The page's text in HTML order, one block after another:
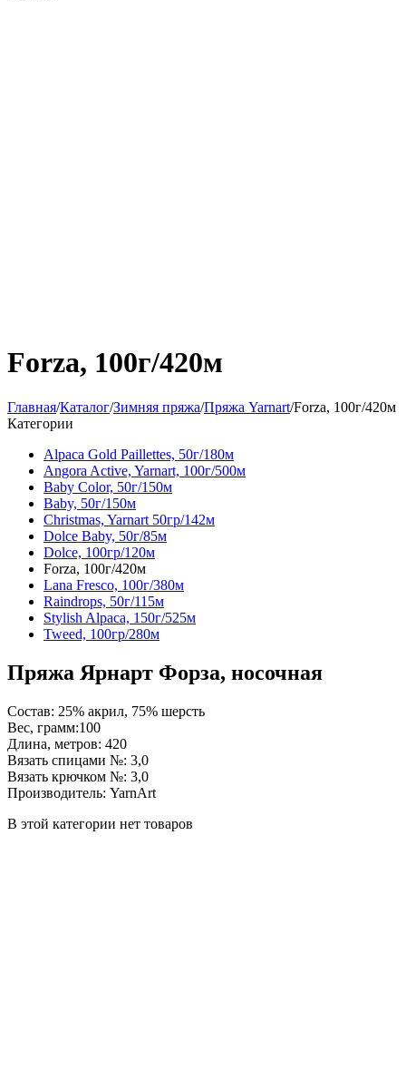
Forza, 100г/420м
Главная/Каталог/Зимняя пряжа/Пряжа Yarnart/Forza, 100г/420м
Категории
Alpaca Gold Paillettes, 50г/180м
Angora Active, Yarnart, 100г/500м
Baby Color, 50г/150м
Baby, 50г/150м
Christmas, Yarnart 50гр/142м
Dolce Baby, 50г/85м
Dolce, 100гр/120м
Forza, 100г/420м
Lana Fresco, 100г/380м
Raindrops, 50г/115м
Stylish Alpaca, 150г/525м
Tweed, 100гр/280м
Пряжа Ярнарт Форза, носочная
Состав: 25% акрил, 75% шерсть
Вес, грамм:100
Длина, метров: 420
Вязать спицами №: 3,0
Вязать крючком №: 3,0
Производитель: YarnArt
В этой категории нет товаров